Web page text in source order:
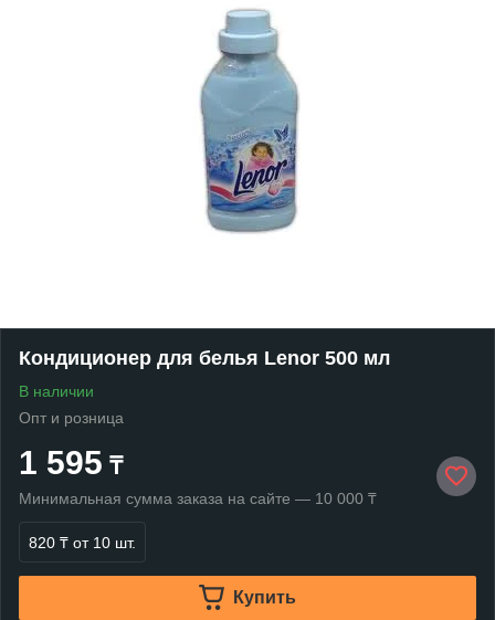
Кондиционер для белья Lenor 500 мл
В наличии
Опт и розница
1 595 ₸
Минимальная сумма заказа на сайте — 10 000 ₸
820 ₸ от 10 шт.
Купить